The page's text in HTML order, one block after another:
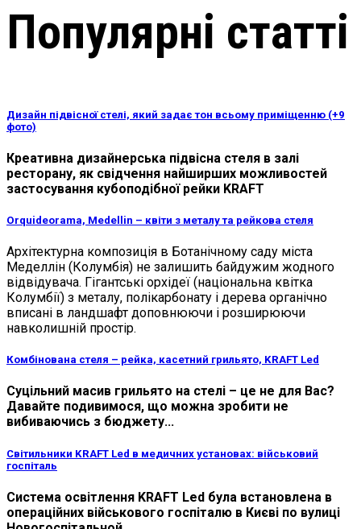
Популярні статті
Дизайн підвісної стелі, який задає тон всьому приміщенню (+9
фото)
Креативна дизайнерська підвісна стеля в залі
ресторану, як свідчення найширших можливостей
застосування кубоподібної рейки KRAFT
Orquideorama, Medellin – квіти з металу та рейкова стеля
Архітектурна композиція в Ботанічному саду міста
Меделлін (Колумбія) не залишить байдужим жодного
відвідувача. Гігантські орхідеї (національна квітка
Колумбії) з металу, полікарбонату і дерева органічно
вписані в ландшафт доповнюючи і розширюючи
навколишній простір.
Комбінована стеля – рейка, касетний грильято, KRAFT Led
Суцільний масив грильято на стелі – це не для Вас?
Давайте подивимося, що можна зробити не
вибиваючись з бюджету...
Світильники KRAFT Led в медичних установах: військовий
госпіталь
Система освітлення KRAFT Led була встановлена ​​в
операційних військового госпіталю в Києві по вулиці